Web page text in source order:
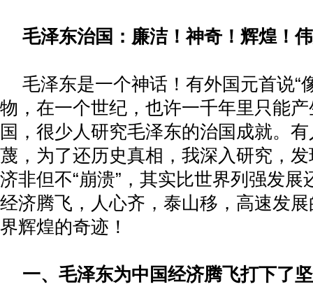
毛泽东治国：廉洁！神奇！辉煌！
毛泽东是一个神话！有外国元首说“
物，在一个世纪，也许一千年里只能
国，很少人研究毛泽东的治国成就。
蔑，为了还历史真相，我深入研究，
济非但不“崩溃”，其实比世界列强发展
经济腾飞，人心齐，泰山移，高速发
界辉煌的奇迹！
一、毛泽东为中国经济腾飞打下了